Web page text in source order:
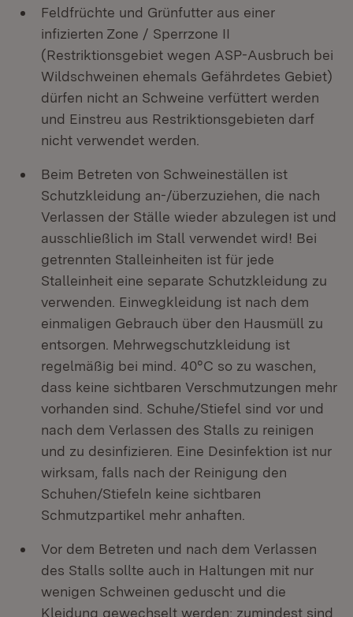
Feldfrüchte und Grünfutter aus einer
infizierten Zone / Sperrzone II
(Restriktionsgebiet wegen ASP-Ausbruch bei
Wildschweinen ehemals Gefährdetes Gebiet)
dürfen nicht an Schweine verfüttert werden
und Einstreu aus Restriktionsgebieten darf
nicht verwendet werden.
Beim Betreten von Schweineställen ist
Schutzkleidung an-/überzuziehen, die nach
Verlassen der Ställe wieder abzulegen ist und
ausschließlich im Stall verwendet wird! Bei
getrennten Stalleinheiten ist für jede
Stalleinheit eine separate Schutzkleidung zu
verwenden. Einwegkleidung ist nach dem
einmaligen Gebrauch über den Hausmüll zu
entsorgen. Mehrwegschutzkleidung ist
regelmäßig bei mind. 40°C so zu waschen,
dass keine sichtbaren Verschmutzungen mehr
vorhanden sind. Schuhe/Stiefel sind vor und
nach dem Verlassen des Stalls zu reinigen
und zu desinfizieren. Eine Desinfektion ist nur
wirksam, falls nach der Reinigung den
Schuhen/Stiefeln keine sichtbaren
Schmutzpartikel mehr anhaften.
Vor dem Betreten und nach dem Verlassen
des Stalls sollte auch in Haltungen mit nur
wenigen Schweinen geduscht und die
Kleidung gewechselt werden; zumindest sind